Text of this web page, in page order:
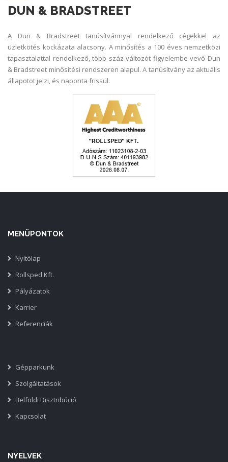
DUN & BRADSTREET
A Dun & Bradstreet tanúsítvánnyal rendelkező cégekkel az
üzletkötés kockázata alacsony. A minősítés a 100 éves nemzetközi
tapasztalattal rendelkező, több száz változót figyelembe vevő Dun
& Bradstreet minősítési rendszeren alapul. A tanúsítvány az aktuális
állapotot jelzi, és naponta frissül.
MENÜPONTOK
Nyitólap
Rollsped Kft.
Pályázatok
Karrier
Referenciák
Gépparkunk
Szolgáltatások
Belföldi Disztribúció
Kapcsolat
NYELVEK